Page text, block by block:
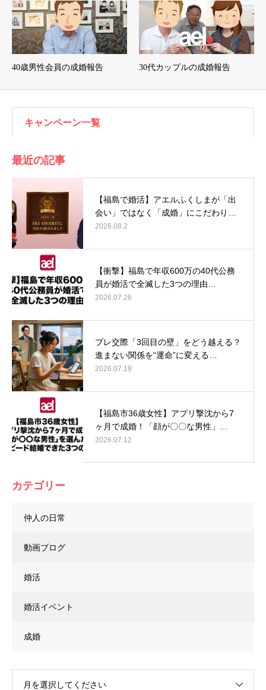
40歳男性会員の成婚報告 30代カップルの成婚報告
キャンペーン一覧
最近の記事
【福島で婚活】アエルふくしまが「出
会い」ではなく「成婚」にこだわり…
2026.08.2
【衝撃】福島で年収600万の40代公務
員が婚活で全滅した3つの理由…
2026.07.26
プレ交際「3回目の壁」をどう越える？
進まない関係を“運命”に変える…
2026.07.19
【福島市36歳女性】アプリ撃沈から7
ヶ月で成婚！「顔が〇〇な男性」…
2026.07.12
カテゴリー
仲人の日常
動画ブログ
婚活
婚活イベント
成婚
月を選択してください